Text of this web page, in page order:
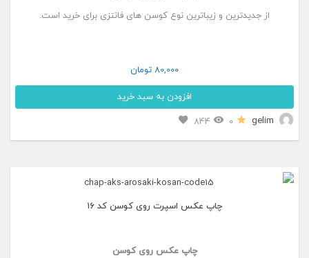
از جدیدترین و زیباترین نوع کوسن های فانتزی برای خرید است.
80,000 تومان
افزودن به سبد خرید
gelim
0
844
چاپ عکس اسپرت روی کوسن کد ۱۶
چاپ عکس روی کوسن